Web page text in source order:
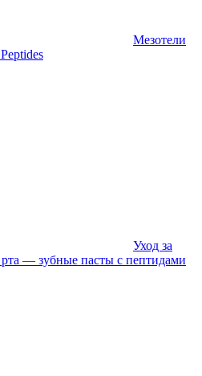
Мезотели
Уход за
— зубные пасты с пептидами